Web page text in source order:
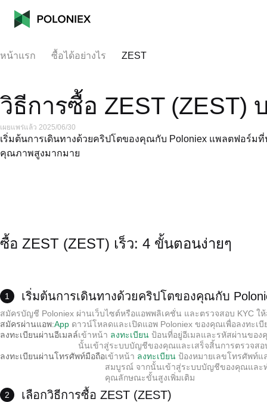
หน้าแรก ซื้อได้อย่างไร ZEST
วิธีการซื้อ ZEST (ZEST)
เผยแพร่แล้ว 2025/06/30
เริ่มต้นการเดินทางด้วยคริปโตของคุณกับ Poloniex แพลตฟอร์ม
คุณภาพสูงมากมาย
ซื้อ ZEST (ZEST) เร็ว: 4 ขั้นตอนง่ายๆ
1 เริ่มต้นการเดินทางด้วยคริปโตของคุณกับ
สมัครบัญชี Poloniex ผ่านเว็บไซต์หรือแอพพลิเคชั่น และตรวจสอบ KYC
สมัครผ่านแอพ:App ดาวน์โหลดและเปิดแอพ Poloniex ของคุณเพื่อลงทะเ
ลงทะเบียนผ่านอีเมลล์เข้าหน้า ลงทะเบียน ป้อนที่อยู่อีเมลและรหัสผ่านขอ
นั้นเข้าสู่ระบบบัญชีของคุณและเสร็จสิ้นการตรวจสอ
ลงทะเบียนผ่านโทรศัพท์มือถือเข้าหน้า ลงทะเบียน ป้องหมายเลขโทรศัพท์
สมบูรณ์ จากนั้นเข้าสู่ระบบบัญชีของคุณและท
คุณลักษณะขั้นสูงเพิ่มเติม
2
เลือกวิธีการซื้อ ZEST (ZEST)